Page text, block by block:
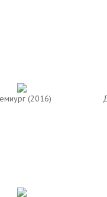
(2016)